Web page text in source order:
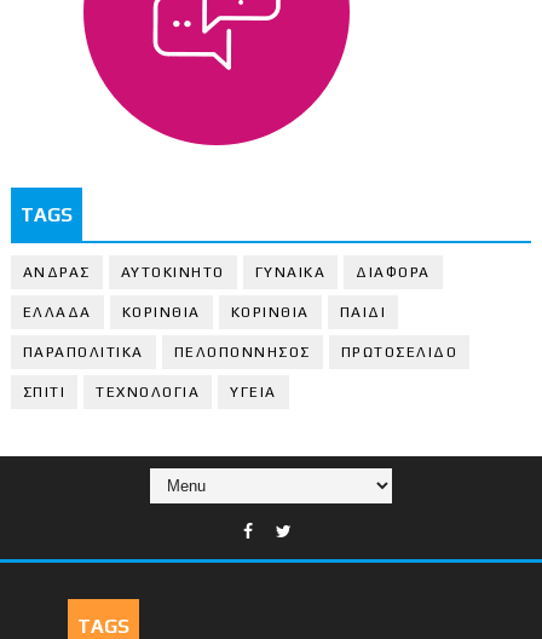
TAGS
ΑΝΔΡΑΣ ΑΥΤΟΚΙΝΗΤΟ ΓΥΝΑΙΚΑ ΔΙΑΦΟΡΑ
ΕΛΛΑΔΑ ΚΟΡΙΝΘΙΑ ΚΟΡΙΝΘΙA ΠΑΙΔΙ
ΠΑΡΑΠΟΛΙΤΙΚΑ ΠΕΛΟΠΟΝΝΗΣΟΣ ΠΡΩΤΟΣΕΛΙΔΟ
ΣΠΙΤΙ ΤΕΧΝΟΛΟΓΙΑ ΥΓΕΙΑ
TAGS